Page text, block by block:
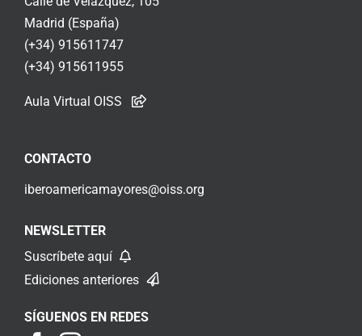
Madrid (España)
(+34) 915611747
(+34) 915611955
Aula Virtual OISS
CONTACTO
iberoamericamayores@oiss.org
NEWSLETTER
Suscríbete aquí
Ediciones anteriores
SÍGUENOS EN REDES